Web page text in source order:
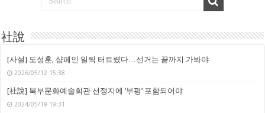
社說
[사설] 도성훈, 샴페인 일찍 터트렸다…선거는 끝까지 가봐야
2026/05/12 15:38
[社說] 북부문화예술회관 선정지에 ‘부평’ 포함되어야
2024/05/19 19:31